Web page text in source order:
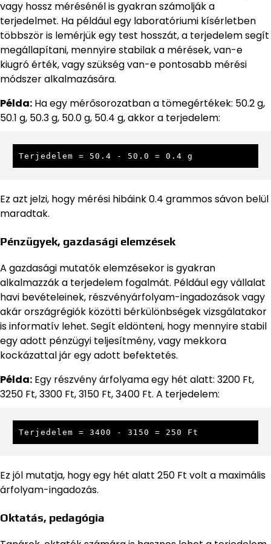
vagy hossz mérésénél is gyakran számolják a
terjedelmet. Ha például egy laboratóriumi kísérletben
többször is lemérjük egy test hosszát, a terjedelem segít
megállapítani, mennyire stabilak a mérések, van-e
kiugró érték, vagy szükség van-e pontosabb mérési
módszer alkalmazására.
Példa: Ha egy mérősorozatban a tömegértékek: 50.2 g,
50.1 g, 50.3 g, 50.0 g, 50.4 g, akkor a terjedelem:
Terjedelem = 50.4 - 50.0 = 0.4 g
Ez azt jelzi, hogy mérési hibáink 0.4 grammos sávon belül
maradtak.
Pénzügyek, gazdasági elemzések
A gazdasági mutatók elemzésekor is gyakran
alkalmazzák a terjedelem fogalmát. Például egy vállalat
havi bevételeinek, részvényárfolyam-ingadozások vagy
akár országrégiók közötti bérkülönbségek vizsgálatakor
is informatív lehet. Segít eldönteni, hogy mennyire stabil
egy adott pénzügyi teljesítmény, vagy mekkora
kockázattal jár egy adott befektetés.
Példa: Egy részvény árfolyama egy hét alatt: 3200 Ft,
3250 Ft, 3300 Ft, 3150 Ft, 3400 Ft. A terjedelem:
Terjedelem = 3400 - 3150 = 250 Ft
Ez jól mutatja, hogy egy hét alatt 250 Ft volt a maximális
árfolyam-ingadozás.
Oktatás, pedagógia